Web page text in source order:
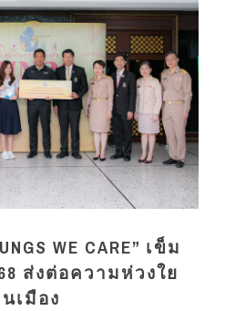
WE CARE” เข็ม
ส่งต่อความห่วงใย
เมือง